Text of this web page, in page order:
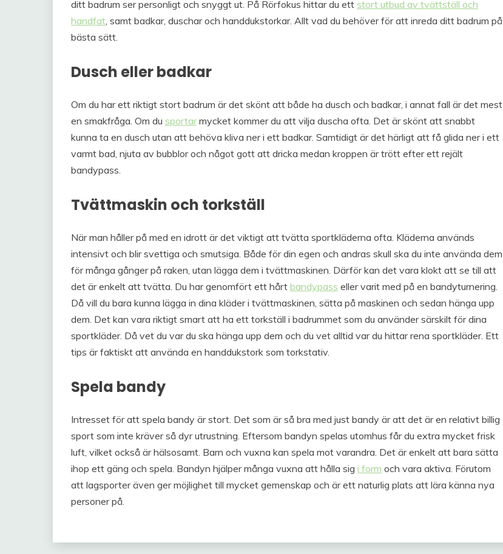
ditt badrum ser personligt och snyggt ut. På Rörfokus hittar du ett stort utbud av tvättställ och
handfat , samt badkar, duschar och handdukstorkar. Allt vad du behöver för att inreda ditt badrum på
bästa sätt.
Dusch eller badkar
Om du har ett riktigt stort badrum är det skönt att både ha dusch och badkar, i annat fall är det mest
en smakfråga. Om du sportarmycket kommer du att vilja duscha ofta. Det är skönt att snabbt
kunna ta en dusch utan att behöva kliva ner i ett badkar. Samtidigt är det härligt att få glida ner i ett
varmt bad, njuta av bubblor och något gott att dricka medan kroppen är trött efter ett rejält
bandypass.
Tvättmaskin och torkställ
När man håller på med en idrott är det viktigt att tvätta sportkläderna ofta. Kläderna används
intensivt och blir svettiga och smutsiga. Både för din egen och andras skull ska du inte använda dem
för många gånger på raken, utan lägga dem i tvättmaskinen. Därför kan det vara klokt att se till att
det är enkelt att tvätta. Du har genomfört ett hårt bandypass eller varit med på en bandyturnering.
Då vill du bara kunna lägga in dina kläder i tvättmaskinen, sätta på maskinen och sedan hänga upp
dem. Det kan vara riktigt smart att ha ett torkställ i badrummet som du använder särskilt för dina
sportkläder. Då vet du var du ska hänga upp dem och du vet alltid var du hittar rena sportkläder. Ett
tips är faktiskt att använda en handdukstork som torkstativ.
Spela bandy
Intresset för att spela bandy är stort. Det som är så bra med just bandy är att det är en relativt billig
sport som inte kräver så dyr utrustning. Eftersom bandyn spelas utomhus får du extra mycket frisk
luft, vilket också är hälsosamt. Barn och vuxna kan spela mot varandra. Det är enkelt att bara sätta
ihop ett gäng och spela. Bandyn hjälper många vuxna att hålla sig i form och vara aktiva. Förutom
att lagsporter även ger möjlighet till mycket gemenskap och är ett naturlig plats att lära känna nya
personer på.